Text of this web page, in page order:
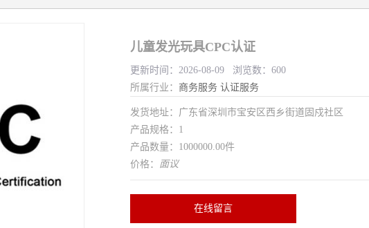
儿童发光玩具CPC认证
更新时间：2026-08-09 浏览数：600
所属行业： 商务服务 认证服务
发货地址：广东省深圳市宝安区西乡街道固戍社区
产品规格：1
产品数量：1000000.00件
价格： 面议
在线留言